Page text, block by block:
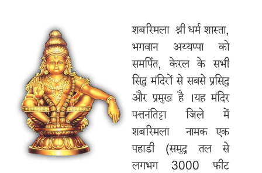
Main
navigation
🏠
शबरिमला श्री धर्म शास्ता,
भगवान अय्यप्पा को
समर्पित, केरल के सभी
सिद्ध मंदिरों से सबसे प्रसिद्ध
और प्रमुख है ।यह मंदिर
पत्तनंतिट्टा जिले में
शबरिमला नामक एक
पहाडी (समुद्र तल से
लगभग 3000 फीट